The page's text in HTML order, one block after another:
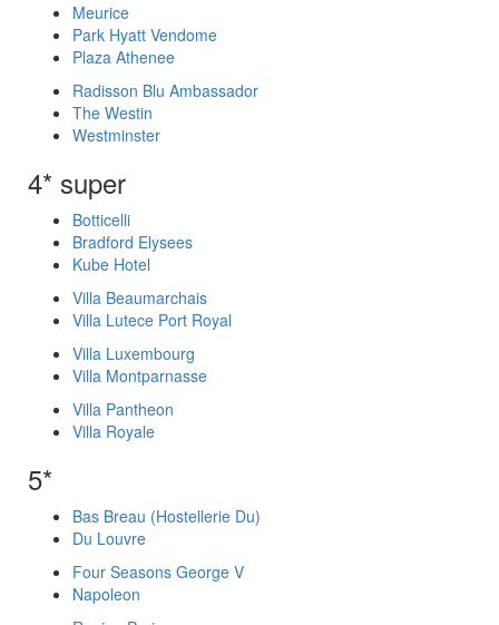
Meurice
Park Hyatt Vendome
Plaza Athenee
Radisson Blu Ambassador
The Westin
Westminster
4* super
Botticelli
Bradford Elysees
Kube Hotel
Villa Beaumarchais
Villa Lutece Port Royal
Villa Luxembourg
Villa Montparnasse
Villa Pantheon
Villa Royale
5*
Bas Breau (Hostellerie Du)
Du Louvre
Four Seasons George V
Napoleon